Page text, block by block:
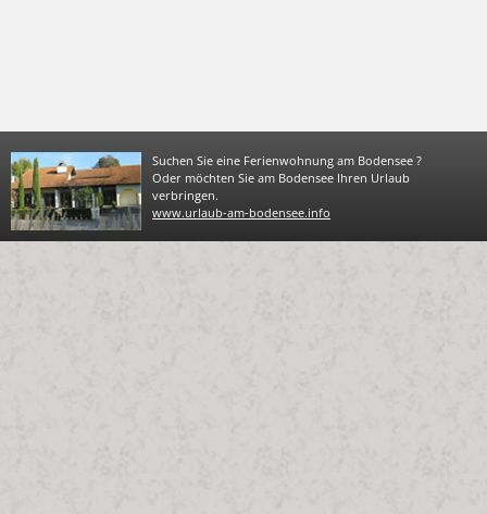
Suchen Sie eine Ferienwohnung am Bodensee ?
Oder möchten Sie am Bodensee Ihren Urlaub
verbringen.
www.urlaub-am-bodensee.info